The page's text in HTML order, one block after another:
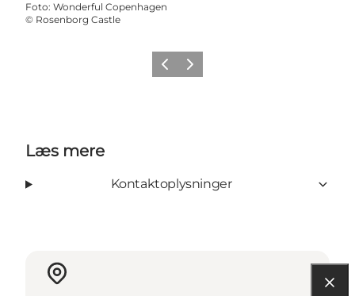
Foto: Wonderful Copenhagen
© Rosenborg Castle
ForrigeNæste
Læs mere
Kontaktoplysninger